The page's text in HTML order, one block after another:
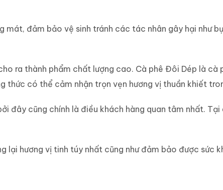
đảm bảo vệ sinh tránh các tác nhân gây hại như
ra thành phẩm chất lượng cao. Cà phê Đôi Dép là cà
thức có thể cảm nhận trọn vẹn hương vị thuần khiết
đây cũng chính là điều khách hàng quan tâm nhất.
lại hương vị tinh túy nhất cũng như đảm bảo được sức